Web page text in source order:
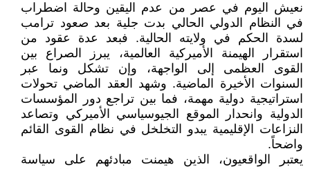
نعيش اليوم في عصر من عدم اليقين وحالة اضطراب
في النظام الدولي الحالي بدت جلية بعد صعود ترامب
لسدة الحكم في ولايته الحالية. فبعد عدة عقود من
استقرار الهيمنة الأميركية العالمية، يبرز الصراع بين
القوى العظمى إلى الواجهة، وإن تشكل ونما عبر
السنوات الأخيرة الماضية. وشهد العقد الماضي تحولات
استراتيجية دولية مهمة، فما بين تراجع دور المؤسسات
الدولية وانحدار الموقع الجيوسياسي الأميركي وتصاعد
النزاعات الإقليمية يبدو التخلخل في نظام القوى القائم
واضحاً.
يعتبر الواقعيون، الذين هيمنت مبادئهم على سياسة